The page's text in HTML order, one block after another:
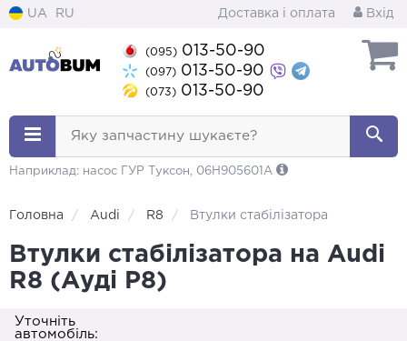
UA RU Доставка і оплата Вхід
(095) 013-50-90
(097) 013-50-90
(073) 013-50-90
Яку запчастину шукаєте?
Наприклад: насос ГУР Туксон, 06H905601A
Головна Audi R8 Втулки стабілізатора
Втулки стабілізатора на Audi
R8 (Ауді Р8)
Уточніть
автомобіль: